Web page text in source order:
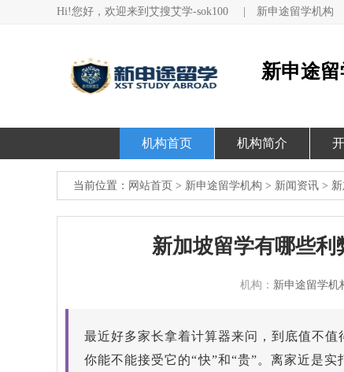
Hi!您好，欢迎来到艾搜艾学-sok100 新申途留学机构
新申途
机构首页 机构简介
当前位置： 网站首页 > 新申途留学机构 > 新闻资讯 >
新加坡留学有哪些
机构： 新申途留学机
最近好多家长拿着计算器来问，到底值不
你能不能接受它的“快”和“贵”。离家近是